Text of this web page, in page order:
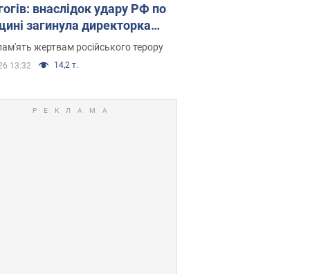
внаслідок удару РФ по
загинула директорка
ліцею, її чоловік та онук
жертвам російського терору
13:32 14,2 т.